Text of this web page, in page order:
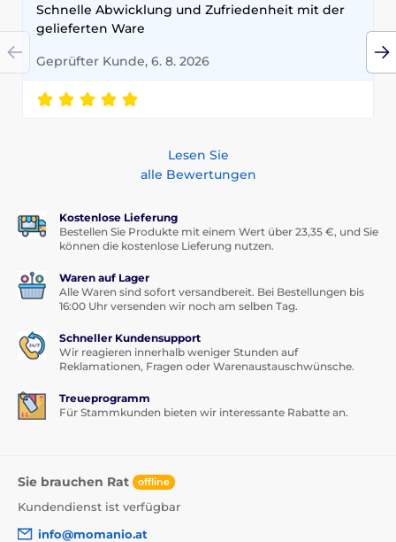
Schnelle Abwicklung und Zufriedenheit mit der
gelieferten Ware
Geprüfter Kunde, 6. 8. 2026
Lesen Sie
alle Bewertungen
Kostenlose Lieferung
Bestellen Sie Produkte mit einem Wert über 23,35 €, und Sie
können die kostenlose Lieferung nutzen.
Waren auf Lager
Alle Waren sind sofort versandbereit. Bei Bestellungen bis
16:00 Uhr versenden wir noch am selben Tag.
Schneller Kundensupport
Wir reagieren innerhalb weniger Stunden auf
Reklamationen, Fragen oder Warenaustauschwünsche.
Treueprogramm
Für Stammkunden bieten wir interessante Rabatte an.
Sie brauchen Rat offline
Kundendienst ist verfügbar
info@momanio.at